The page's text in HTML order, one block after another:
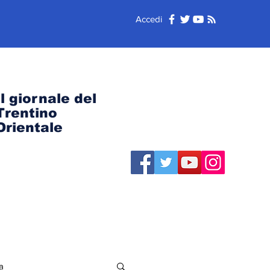
Accedi
giornale del